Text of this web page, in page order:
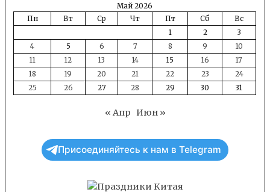
Май 2026
Пн
Вт Ср Чт Пт Сб
Вс
1
2
3
4
5 6 7 8 9
10
11
12 13 14 15 16
17
18
19 20 21 22 23
24
25
26 27 28 29 30 31
« Апр Июн »
Присоединяйтесь к нам в Telegram